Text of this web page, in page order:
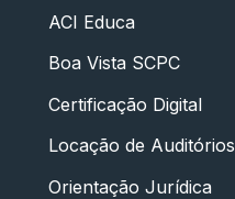
ACI Educa
Boa Vista SCPC
Certificação Digital
Locação de Auditórios
Orientação Jurídica